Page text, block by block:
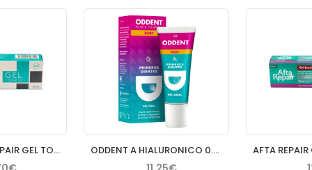
LACER MUCOREPAIR GEL TOPICO 30 ML ODDENT A HIALURONICO 0.54 % GEL ORAL BABY 20 ML